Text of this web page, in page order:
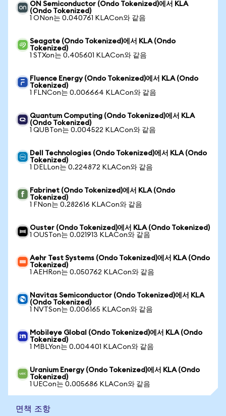
ON Semiconductor (Ondo Tokenized)에서 KLA
(Ondo Tokenized)
1 ONon는 0.040761 KLACon와 같음
Seagate (Ondo Tokenized)에서 KLA (Ondo
Tokenized)
1 STXon는 0.405601 KLACon와 같음
Fluence Energy (Ondo Tokenized)에서 KLA (Ondo
Tokenized)
1 FLNCon는 0.006664 KLACon와 같음
Quantum Computing (Ondo Tokenized)에서 KLA
(Ondo Tokenized)
1 QUBTon는 0.004522 KLACon와 같음
Dell Technologies (Ondo Tokenized)에서 KLA (Ondo
Tokenized)
1 DELLon는 0.224872 KLACon와 같음
Fabrinet (Ondo Tokenized)에서 KLA (Ondo
Tokenized)
1 FNon는 0.282616 KLACon와 같음
Ouster (Ondo Tokenized)에서 KLA (Ondo Tokenized)
1 OUSTon는 0.021913 KLACon와 같음
Aehr Test Systems (Ondo Tokenized)에서 KLA (Ondo
Tokenized)
1 AEHRon는 0.050762 KLACon와 같음
Navitas Semiconductor (Ondo Tokenized)에서 KLA
(Ondo Tokenized)
1 NVTSon는 0.006165 KLACon와 같음
Mobileye Global (Ondo Tokenized)에서 KLA (Ondo
Tokenized)
1 MBLYon는 0.004401 KLACon와 같음
Uranium Energy (Ondo Tokenized)에서 KLA (Ondo
Tokenized)
1 UECon는 0.005686 KLACon와 같음
면책 조항